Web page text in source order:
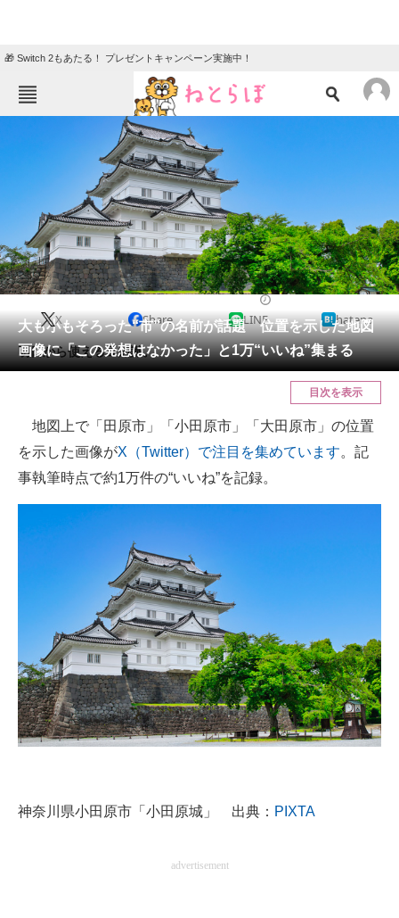
🎁 Switch 2もあたる！ プレゼントキャンペーン実施中！
ねとらぼメニュー
ニュース
クイズ
グルメ 地域
住まい 教育・育児
動物 リサーチ
会員記事
メディア
スマホと通信の最新トレンド
進化するPCとデバイスの未来
好きが集まる 比べて選べる
ビジネスと働き方のヒント
AI活用のいまが分かる
企業ITのトレンドを詳説
経営リーダーのコミュニティ
マーケ×ITの今がよく分かる
企業向けIT製品の総合サイト
大も小もそろった“市”の名前が話題 位置を示した地図
画像に「この発想はなかった」と1万“いいね”集まる
X Share LINE hatena
明日から使える豆知識。
目次を表示
地図上で「田原市」「小田原市」「大田原市」の位置
を示した画像がX（Twitter）で注目を集めています。記
事執筆時点で約1万件の“いいね”を記録。
神奈川県小田原市「小田原城」 出典： PIXTA
advertisement